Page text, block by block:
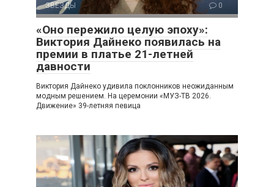
ЗВЕЗДЫ 0
«Оно пережило целую эпоху»:
Виктория Дайнеко появилась на
премии в платье 21-летней
давности
Виктория Дайнеко удивила поклонников неожиданным
модным решением. На церемонии «МУЗ-ТВ 2026.
Движение» 39-летняя певица